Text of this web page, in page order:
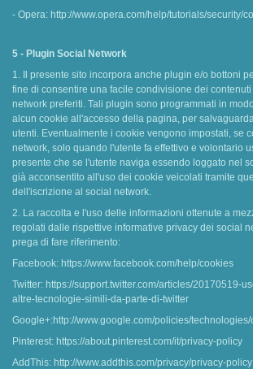
- Opera: http://www.opera.com/help/tutorials/security/
5 - Plugin Social Network
1. Il presente sito incorpora anche plugin e/o bottoni
fine di consentire una facile condivisione dei contenuti
network preferiti. Tali plugin sono programmati in
alcun cookie all'accesso della pagina, per
utenti. Eventualmente i cookie vengono impostati, se
network, solo quando l'utente fa effettivo e volontario
presente che se l'utente naviga essendo loggato nel
già acconsentito all'uso dei cookie veicolati tramite
dell'iscrizione al social network.
2. La raccolta e l'uso delle informazioni ottenute a
regolati dalle rispettive informative privacy dei social
prega di fare riferimento:
Facebook: https://www.facebook.com/help/cookies
Twitter: https://support.twitter.com/articles/20170519-
altre-tecnologie-simili-da-parte-di-twitter
Google+:http://www.google.com/policies/
Pinterest: https://about.pinterest.com/it/privacy-policy
AddThis: http://www.addthis.com/privacy/privacy-policy